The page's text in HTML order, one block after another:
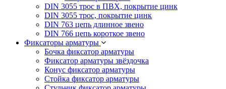
DIN 3055 трос в ПВХ, покрытие цинк
DIN 3055 трос, покрытие цинк
DIN 763 цепь длинное звено
DIN 766 цепь короткое звено
Фиксаторы арматуры
Бочка фиксатор арматуры
Фиксатор арматуры звёздочка
Конус фиксатор арматуры
Стойка фиксатор арматуры